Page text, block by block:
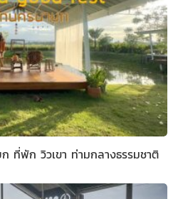
ที่พัก วิวเขา ท่ามกลางธรรมชาติ